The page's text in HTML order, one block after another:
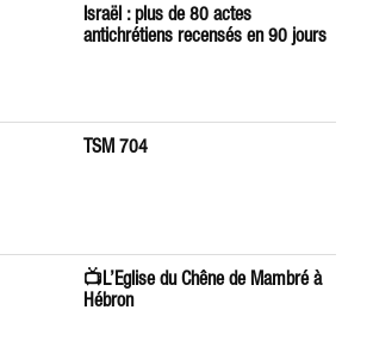
Israël : plus de 80 actes
antichrétiens recensés en 90 jours
TSM 704
📺L’Eglise du Chêne de Mambré à
Hébron